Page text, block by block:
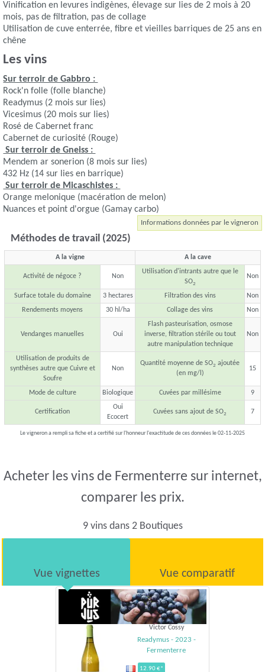
Vinification en levures indigènes, élevage sur lies de 2 mois à 20
mois, pas de filtration, pas de collage
Utilisation de cuve enterrée, fibre et vieilles barriques de 25 ans en
chêne
Les vins
Sur terroir de Gabbro :
Rock'n folle (folle blanche)
Readymus (2 mois sur lies)
Vicesimus (20 mois sur lies)
Rosé de Cabernet franc
Cabernet de curiosité (Rouge)
Sur terroir de Gneiss :
Mendem ar sonerion (8 mois sur lies)
432 Hz (14 sur lies en barrique)
Sur terroir de Micaschistes :
Orange melonique (macération de melon)
Nuances et point d'orgue (Gamay carbo)
Informations données par le vigneron
Méthodes de travail (2025)
A la vigne A la cave
Activité de négoce ? Non
Utilisation d'intrants autre que le
SO2
Non
Surface totale du domaine 3 hectares Filtration des vins
Non
Rendements moyens
30 hl/ha Collage des vins Non
Vendanges manuelles Oui
Flash pasteurisation, osmose
inverse, filtration stérile ou tout
autre manipulation technique
Non
Utilisation de produits de
synthèses autre que Cuivre et
Soufre
Non
Quantité moyenne de SO2 ajoutée
(en mg/l)
15
Mode de culture Biologique Cuvées par millésime 9
Certification
Oui
Ecocert
Cuvées sans ajout de SO2 7
Le vigneron a rempli sa fiche et a certifié sur l'honneur l'exactitude de ces données le 02-11-2025
Acheter les vins de Fermenterre sur internet,
comparer les prix.
9 vins dans 2 Boutiques
Vue vignettes Vue comparatif
Victor Cossy
Readymus - 2023 -
Fermenterre
12.90 €*